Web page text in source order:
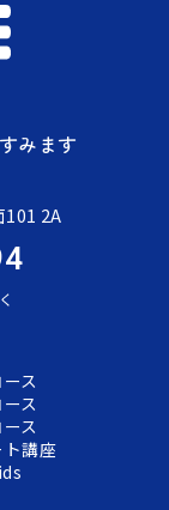
みます
2A
ス
ス
ス
講座